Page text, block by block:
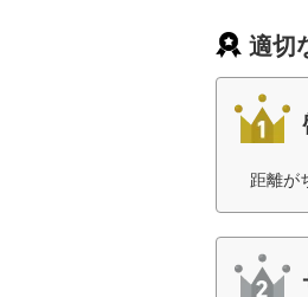
適切
距離が